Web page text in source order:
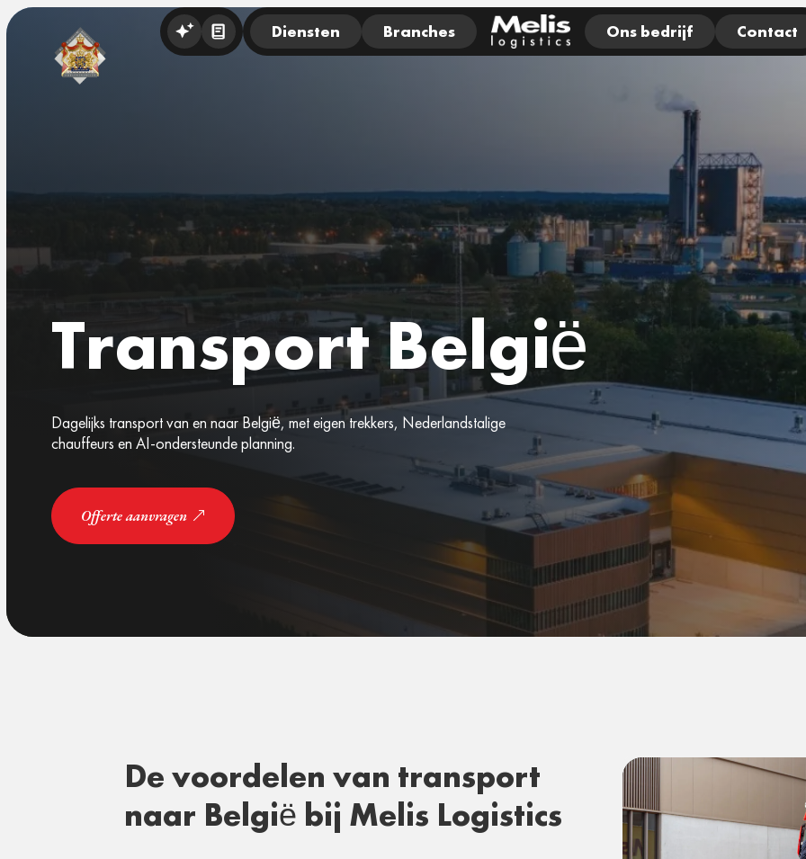
Transport België
Dagelijks transport van en naar België, met eigen trekkers, Nederlandstalige
chauffeurs en AI-ondersteunde planning.
Offerte aanvragen
De voordelen van transport
naar België bij Melis Logistics
Diensten Branches Ons bedrijf Contact